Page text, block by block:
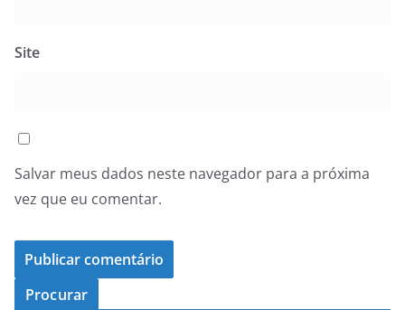
Site
Salvar meus dados neste navegador para a próxima
vez que eu comentar.
Procurar